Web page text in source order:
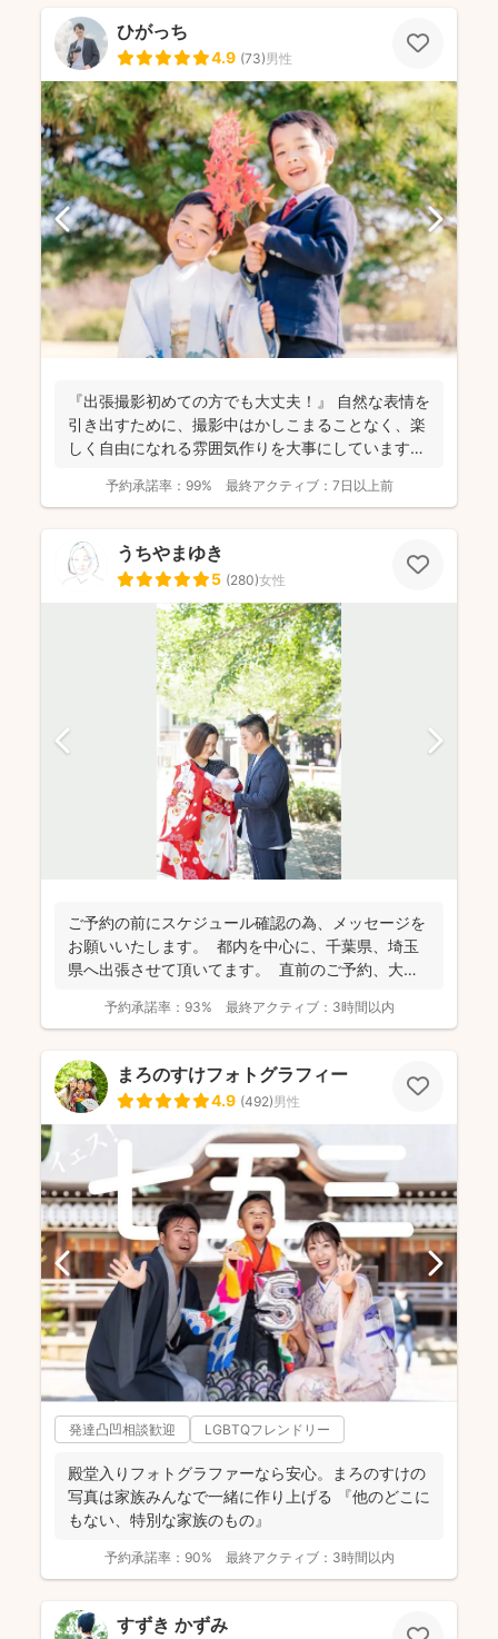
ひがっち
4.9 (73)男性
『出張撮影初めての方でも大丈夫！』 自然な表情を
引き出すために、撮影中はかしこまることなく、楽
しく自由になれる雰囲気作りを大事にしています＾
予約承諾率： 99% 最終アクティブ： 7日以上前
うちやまゆき
5 (280)女性
ご予約の前にスケジュール確認の為、 メッセージを
お願いいたします。 都内を中心に、千葉県、埼玉
県へ出張させて頂いてます。 直前のご予約、大歓
予約承諾率： 93% 最終アクティブ： 3時間以内
まろのすけフォトグラフィー
4.9 (492)男性
発達凸凹相談歓迎 LGBTQフレンドリー
殿堂入りフォトグラファーなら安心。まろのすけの
写真は家族みんなで一緒に作り上げる 『他のどこに
もない、特別な家族のもの』
予約承諾率： 90% 最終アクティブ： 3時間以内
すずき かずみ